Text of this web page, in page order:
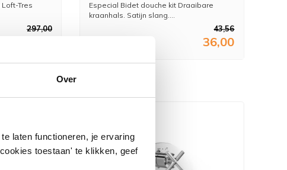
Over
laten functioneren, je ervaring
toestaan' te klikken, geef
Tres
297,00
Especial Bidet douche kit Draaibare
kraanhals. Satijn slang....
43,56
36,00